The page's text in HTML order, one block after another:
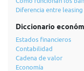
Diferencia entre
Diccionario
Estados financieros
Contabilidad
Cadena de valor
Economía